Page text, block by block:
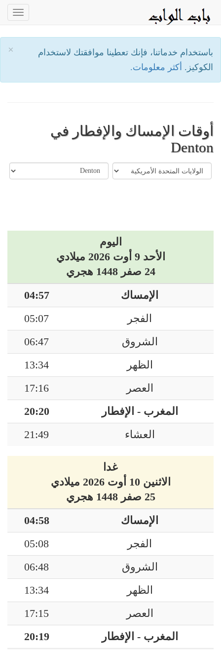
×
باستخدام خدماتنا، فإنك تعطينا موافقتك لاستخدام
الكوكيز. أكثر معلومات.
أوقات الإمساك والإفطار في
Denton
اليوم
الأحد 9 أوت 2026 ميلادي
24 صفر 1448 هجري
الإمساك
04:57
الفجر
05:07
الشروق
06:47
الظهر
13:34
العصر
17:16
المغرب - الإفطار
20:20
العشاء
21:49
غدا
الاثنين 10 أوت 2026 ميلادي
25 صفر 1448 هجري
الإمساك
04:58
الفجر
05:08
الشروق
06:48
الظهر
13:34
العصر
17:15
المغرب - الإفطار
20:19